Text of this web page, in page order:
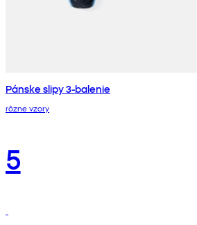
Pánske slipy 3-balenie
rôzne vzory
5